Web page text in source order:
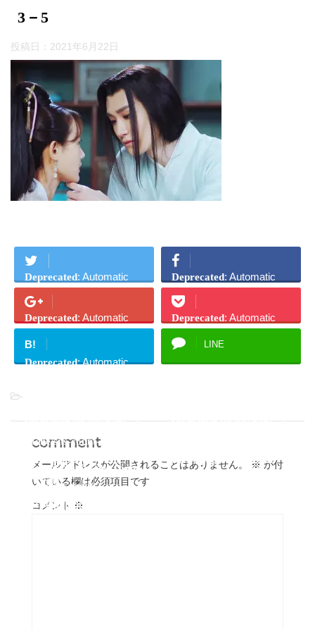
3－5
投稿日： 2021年6月22日
Deprecated: Automatic
conversion of false to
array is deprecated in
/home/doramakansou/dor
amakansou.com/public_h
tml/wp-
cache.php on line 2927
Deprecated: Automatic
conversion of false to
array is deprecated in
/home/doramakansou/dor
amakansou.com/public_h
tml/wp-
cache.php on line 2927
Deprecated: Automatic
conversion of false to
array is deprecated in
content/plugins/sns-count-
cache/sns-count-
cache.php on line 2927
Google+
Deprecated: Automatic
conversion of false to
array is deprecated in
content/plugins/sns-count-
cache.php on line 2927
B!
Deprecated: Automatic
tml/wp-
content/plugins/sns-count-
cache/sns-count-
cache.php
on line
LINE
-
comment
メールアドレスが公開されることはありません。 ※ が付
いている欄は必須項目です
コメント ※